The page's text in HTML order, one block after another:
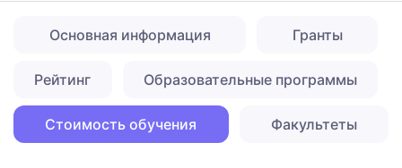
Основная информация Гранты
Рейтинг Образовательные программы
Стоимость обучения Факультеты